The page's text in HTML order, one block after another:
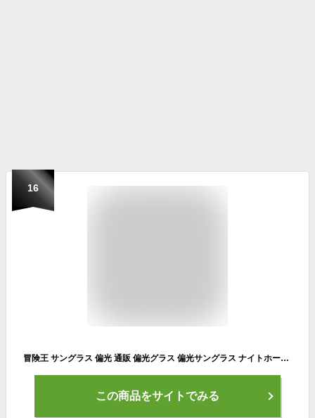
16
冒険王 サングラス 偏光 通販 偏光グラス 偏光サングラス ナイトホーク クリップ クリップサングラス 眼鏡 めがね メガネ メガネの上から クリップオン UVカット ブルーライトカット 跳ね上げ 夜間 夜間作業 夜間運転 メンズ レディース ドライブ 釣り
この商品をサイトでみる